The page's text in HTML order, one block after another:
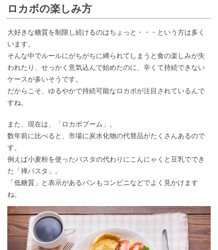
ロカボの楽しみ方
大好きな糖質を制限し続けるのはちょっと・・・という方は多く
います。
そんな中でルールにがちがちに縛られてしまうと食の楽しみが失
われたり、せっかく意気込んで始めたのに、辛くて持続できない
ケースが多いそうです。
だからこそ、ゆるやかで持続可能なロカボが注目されているんで
すね。
また、現在は、「ロカボブーム」。
数年前に比べると、市場に炭水化物の代替品がたくさんあるので
す。
例えば小麦粉を使ったパスタの代わりにこんにゃくと豆乳ででき
た「禅パスタ」。
「低糖質」と表示があるパンもコンビニなどでよく見かけます
ね。